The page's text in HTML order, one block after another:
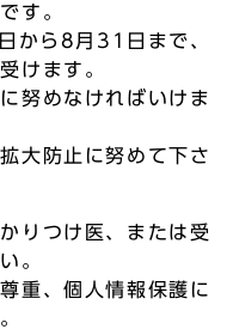
す。
から8月31日まで、
けます。
努めなければいけま
大防止に努めて下さ
りつけ医、または受
。
重、個人情報保護に